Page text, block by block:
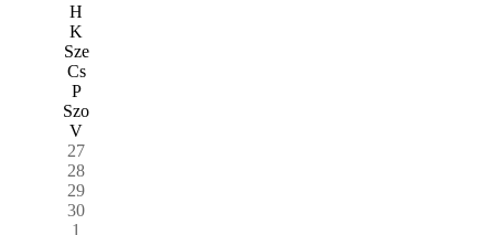
H
K
Sze
Cs
P
Szo
V
27
28
29
30
1